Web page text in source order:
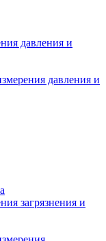
давления и
давления и
загрязнения и